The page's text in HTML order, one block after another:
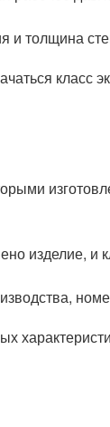
и толщина
класс
изделие, и